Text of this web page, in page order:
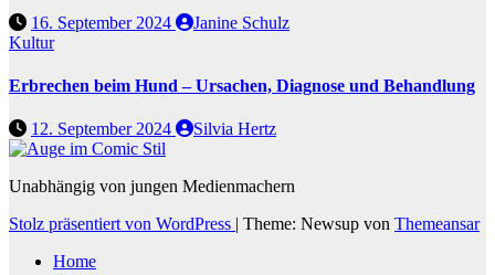
16. September 2024
Janine Schulz
Kultur
Erbrechen beim Hund – Ursachen, Diagnose und Behandlung
12. September 2024 Silvia Hertz
Unabhängig von jungen Medienmachern
Stolz präsentiert von WordPress | Theme: Newsup von Themeansar
Home